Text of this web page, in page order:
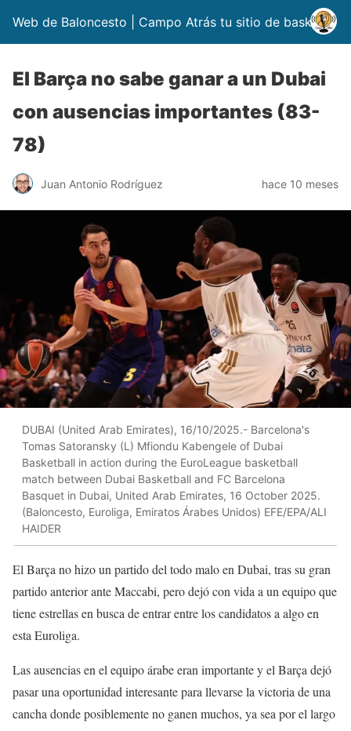
Web de Baloncesto | Campo Atrás tu sitio de basket
El Barça no sabe ganar a un Dubai
con ausencias importantes (83-
78)
Juan Antonio Rodríguez hace 10 meses
DUBAI (United Arab Emirates), 16/10/2025.- Barcelona's
Tomas Satoransky (L) Mfiondu Kabengele of Dubai
Basketball in action during the EuroLeague basketball
match between Dubai Basketball and FC Barcelona
Basquet in Dubai, United Arab Emirates, 16 October 2025.
(Baloncesto, Euroliga, Emiratos Árabes Unidos) EFE/EPA/ALI
HAIDER
El Barça no hizo un partido del todo malo en Dubai, tras su gran
partido anterior ante Maccabi, pero dejó con vida a un equipo que
tiene estrellas en busca de entrar entre los candidatos a algo en
esta Euroliga.
Las ausencias en el equipo árabe eran importante y el Barça dejó
pasar una oportunidad interesante para llevarse la victoria de una
cancha donde posiblemente no ganen muchos, ya sea por el largo